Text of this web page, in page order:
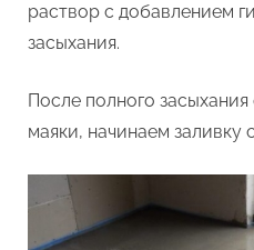
раствор с добавлением
засыхания.
После полного
маяки, начинаем заливку